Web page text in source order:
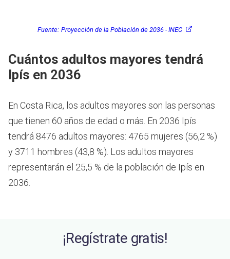
Fuente: Proyección de la Población de 2036 - INEC
Cuántos adultos mayores tendrá
Ipís en 2036
En Costa Rica, los adultos mayores son las personas
que tienen 60 años de edad o más. En 2036 Ipís
tendrá 8476 adultos mayores: 4765 mujeres (56,2 %)
y 3711 hombres (43,8 %). Los adultos mayores
representarán el 25,5 % de la población de Ipís en
2036.
¡Regístrate gratis!